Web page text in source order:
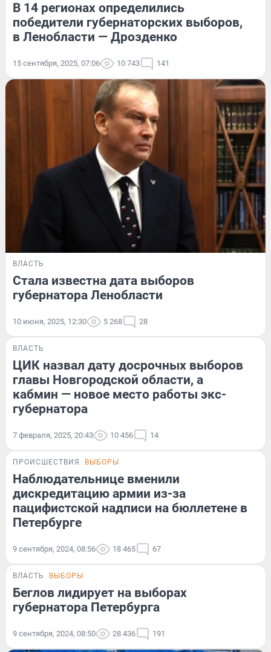
В 14 регионах определились
победители губернаторских выборов,
в Ленобласти — Дрозденко
15 сентября, 2025, 07:06 10 743 141
ВЛАСТЬ
Стала известна дата выборов
губернатора Ленобласти
10 июня, 2025, 12:30 5 268 28
ВЛАСТЬ
ЦИК назвал дату досрочных выборов
главы Новгородской области, а
кабмин — новое место работы экс-
губернатора
7 февраля, 2025, 20:43 10 456 14
ПРОИСШЕСТВИЯ ВЫБОРЫ
Наблюдательнице вменили
дискредитацию армии из-за
пацифистской надписи на бюллетене в
Петербурге
9 сентября, 2024, 08:56 18 465 67
ВЛАСТЬ ВЫБОРЫ
Беглов лидирует на выборах
губернатора Петербурга
9 сентября, 2024, 08:50 28 436 191